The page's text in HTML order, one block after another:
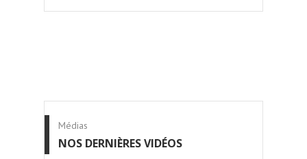
Médias
NOS DERNIÈRES VIDÉOS